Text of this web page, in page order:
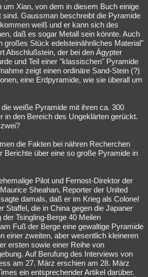
um Xian, von dem in diesem Buch einige
sind. Gaussman beschreibt die Pyramide
weiß und er kann sich des
daß es sogar Metall sein könnte. Auch
großes Stück edelsteinähnliches Material"
Abschlußstein, der bei den Ägypter
und Teil einer "klassischen" Pyramide
zeigt einen ordinäre Sand-Stein (?)
eine Erdpyramide, wie sie überall um
weiße Pyramide mit ihren ca. 300
in den Bereich des Ungeklärten gerückt.
die Fakten bei nähren Recherchen
Berichte über eine so große Pyramide in
Pilot und Fernost-Direktor der
Sheahan, Reporter der United
damals, daß er im Krieg als Colonel
Staffel, die in China gegen die Japaner
Tsingling-Berge 40 Meilen
Fuß der Berge eine gewaltige Pyramide
einer zweiten, aber wesentlich kleineren
ersten sowie einer Reihe von
Auf Berufung des Interviews von
am 27. März erschien am 28. März
ein entsprechender Artikel darüber.